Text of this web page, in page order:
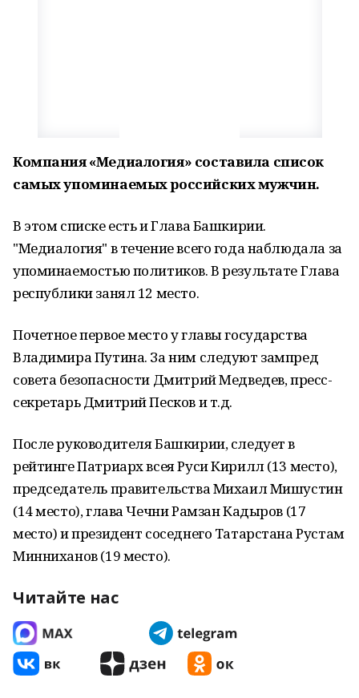
Компания «Медиалогия» составила список
самых упоминаемых российских мужчин.
В этом списке есть и Глава Башкирии.
"Медиалогия" в течение всего года наблюдала за
упоминаемостью политиков. В результате Глава
республики занял 12 место.
Почетное первое место у главы государства
Владимира Путина. За ним следуют зампред
совета безопасности Дмитрий Медведев, пресс-
секретарь Дмитрий Песков и т.д.
После руководителя Башкирии, следует в
рейтинге Патриарх всея Руси Кирилл (13 место),
председатель правительства Михаил Мишустин
(14 место), глава Чечни Рамзан Кадыров (17
место) и президент соседнего Татарстана Рустам
Минниханов (19 место).
Читайте нас